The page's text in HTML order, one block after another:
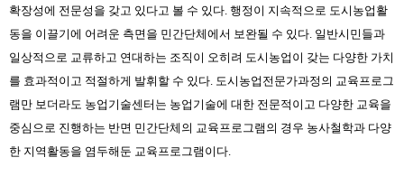
확장성에 전문성을 갖고 있다고 볼 수 있다. 행정이 지속적으로 도시농업활
동을 이끌기에 어려운 측면을 민간단체에서 보완될 수 있다. 일반시민들과
일상적으로 교류하고 연대하는 조직이 오히려 도시농업이 갖는 다양한 가치
를 효과적이고 적절하게 발휘할 수 있다. 도시농업전문가과정의 교육프로그
램만 보더라도 농업기술센터는 농업기술에 대한 전문적이고 다양한 교육을
중심으로 진행하는 반면 민간단체의 교육프로그램의 경우 농사철학과 다양
한 지역활동을 염두해둔 교육프로그램이다.